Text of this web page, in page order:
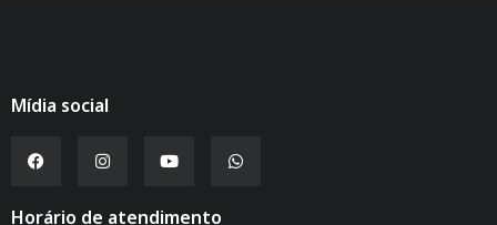
Mídia social
Horário de atendimento